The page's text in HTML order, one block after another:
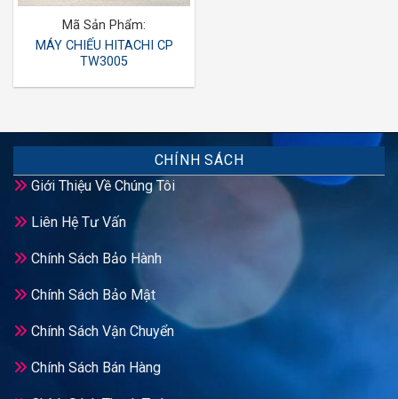
Mã Sản Phẩm:
MÁY CHIẾU HITACHI CP
TW3005
CHÍNH SÁCH
Giới Thiệu Về Chúng Tôi
Liên Hệ Tư Vấn
Chính Sách Bảo Hành
Chính Sách Bảo Mật
Chính Sách Vận Chuyển
Chính Sách Bán Hàng